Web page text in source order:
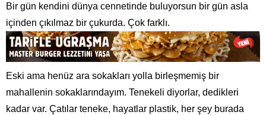
Bir gün kendini dünya cennetinde buluyorsun bir gün asla
içinden çıkılmaz bir çukurda. Çok farklı.
Eski ama henüz ara sokakları yolla birleşmemiş bir
mahallenin sokaklarındayım. Tenekeli diyorlar, dedikleri
kadar var. Çatılar teneke, hayatlar plastik, her şey burada